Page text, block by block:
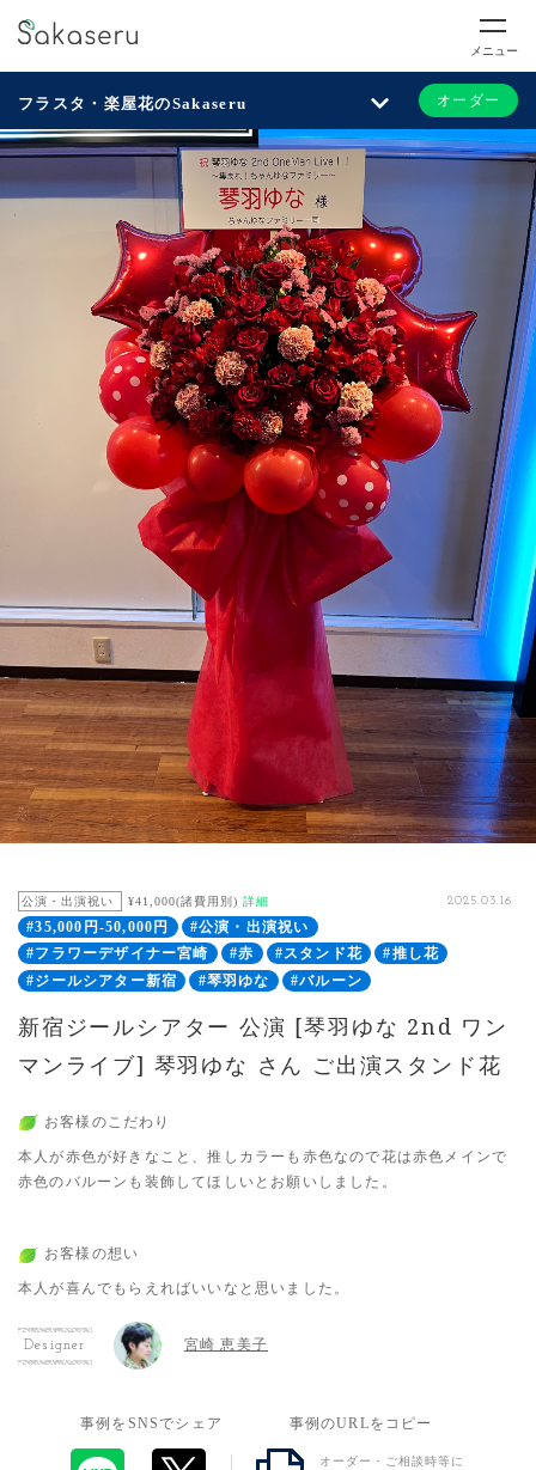
メニュー
フラスタ・楽屋花のSakaseru オーダー
公演・出演祝い ¥41,000(諸費用別) 詳細 2025.03.16
#35,000円-50,000円
#公演・出演祝い
#フラワーデザイナー宮崎
#赤 #スタンド花
#推し花
#ジールシアター新宿
#琴羽ゆな #バルーン
新宿ジールシアター 公演 [琴羽ゆな 2nd ワン
マンライブ] 琴羽ゆな さん ご出演スタンド花
お客様のこだわり
本人が赤色が好きなこと、推しカラーも赤色なので花は赤色メインで
赤色のバルーンも装飾してほしいとお願いしました。
お客様の想い
本人が喜んでもらえればいいなと思いました。
Designer 宮崎 恵美子
事例をSNSでシェア 事例のURLをコピー
オーダー・ご相談時等に